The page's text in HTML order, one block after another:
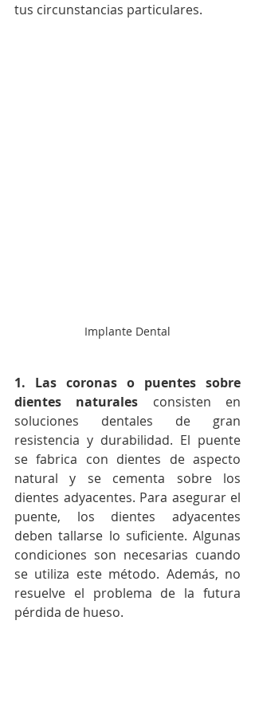
tus circunstancias particulares.
Implante Dental
1. Las coronas o puentes sobre
dientes naturales consisten en
soluciones dentales de gran
resistencia y durabilidad. El puente
se fabrica con dientes de aspecto
natural y se cementa sobre los
dientes adyacentes. Para asegurar el
puente, los dientes adyacentes
deben tallarse lo suficiente. Algunas
condiciones son necesarias cuando
se utiliza este método. Además, no
resuelve el problema de la futura
pérdida de hueso.